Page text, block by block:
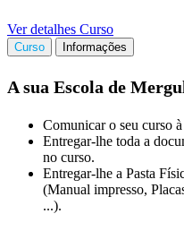
Ver detalhes Curso
Curso Informações
A sua Escola de
Comunicar o seu curso
Entregar-lhe toda a
no curso.
Entregar-lhe a Pasta
(Manual impresso,
...).